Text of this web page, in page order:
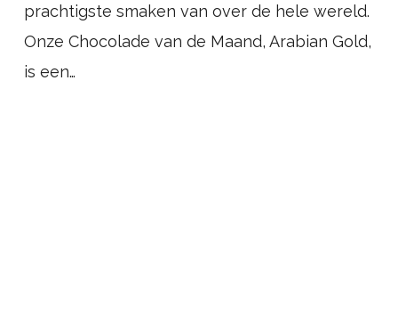
prachtigste smaken van over de hele wereld.
Onze Chocolade van de Maand, Arabian Gold,
is een…